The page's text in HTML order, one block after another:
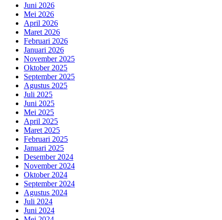
Juni 2026
Mei 2026
April 2026
Maret 2026
Februari 2026
Januari 2026
November 2025
Oktober 2025
September 2025
Agustus 2025
Juli 2025
Juni 2025
Mei 2025
April 2025
Maret 2025
Februari 2025
Januari 2025
Desember 2024
November 2024
Oktober 2024
September 2024
Agustus 2024
Juli 2024
Juni 2024